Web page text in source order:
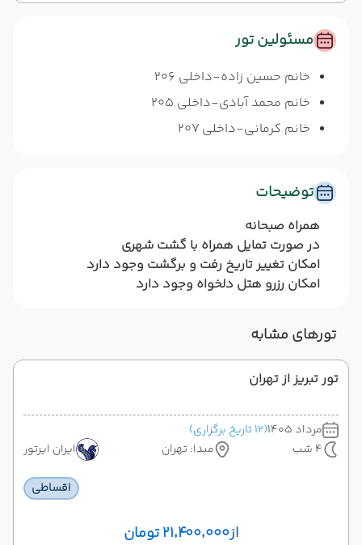
مسئولین تور
خانم حسین زاده-داخلی 206
خانم محمد آبادی-داخلی 205
خانم کرمانی-داخلی 207
توضیحات
همراه صبحانه
در صورت تمایل همراه با گشت شهری
امکان تغییر تاریخ رفت و برگشت وجود دارد
امکان رزرو هتل دلخواه وجود دارد
تورهای مشابه
تور تبریز از تهران
مرداد 1405
(12 تاریخ برگزاری)
4 شب
مبدا: تهران ایران ایرتور
اقساطی
از۲۱٬۴۰۰٬۰۰۰ تومان